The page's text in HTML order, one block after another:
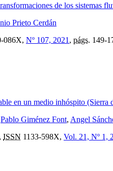
de los sistemas
Prieto Cerdán
086X, Nº 107, 2021 , págs. 149-
en un medio inhóspito (Sierra
Pablo Giménez Font, Angel
, ISSN 1133-598X, Vol. 21, Nº 1,